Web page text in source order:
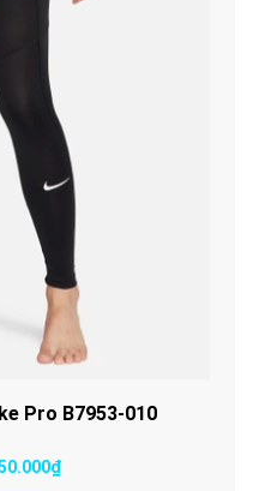
Pro B7953-010